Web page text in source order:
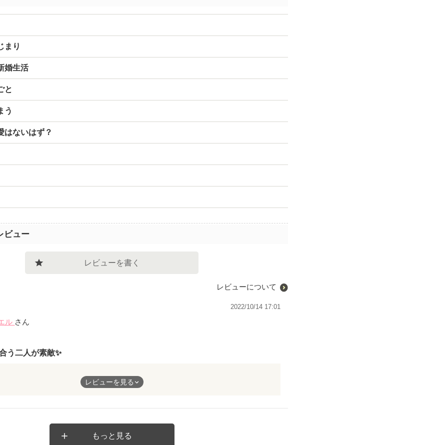
まり
婚生活
と
う
はないはず？
ビュー
レビューを書く
レビューについて
2022/10/14 17:01
ル さん
う二人が素敵✨
ための契約結婚でしたが、決定的に何かがあって急接近というのではなく、一緒
お互い惹かれ合って本当の夫婦になったのが素敵だなぁと思いました☺
レビューを見る
もっと見る